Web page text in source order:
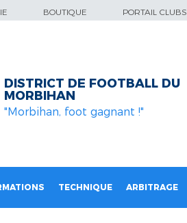
BOUTIQUE PORTAIL CLUBS
DISTRICT DE FOOTBALL DU
MORBIHAN
"Morbihan, foot gagnant !"
TECHNIQUE ARBITRAGE